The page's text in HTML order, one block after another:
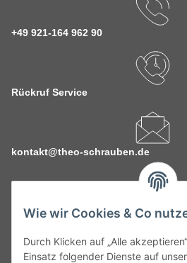
Wie wir Cookies & Co
Durch Klicken auf „Alle
Einsatz folgender Dienste auf
+49 921-164 962 90
Rückruf Service
kontakt@theo-schrauben.de
Service